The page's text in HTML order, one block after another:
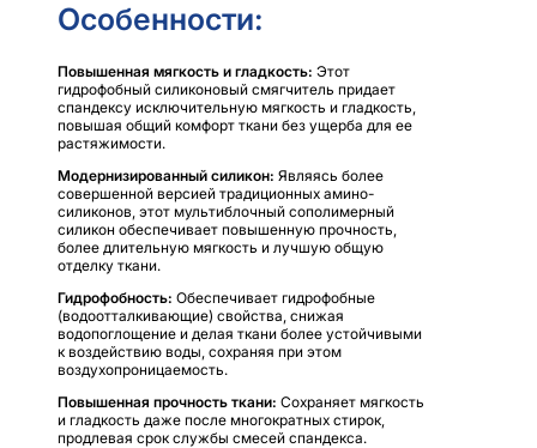
Особенности:
Повышенная мягкость и гладкость: Этот
гидрофобный силиконовый смягчитель придает
спандексу исключительную мягкость и гладкость,
повышая общий комфорт ткани без ущерба для ее
растяжимости.
Модернизированный силикон: Являясь более
совершенной версией традиционных амино-
силиконов, этот мультиблочный сополимерный
силикон обеспечивает повышенную прочность,
более длительную мягкость и лучшую общую
отделку ткани.
Гидрофобность: Обеспечивает гидрофобные
(водоотталкивающие) свойства, снижая
водопоглощение и делая ткани более устойчивыми
к воздействию воды, сохраняя при этом
воздухопроницаемость.
Повышенная прочность ткани: Сохраняет мягкость
и гладкость даже после многократных стирок,
продлевая срок службы смесей спандекса.